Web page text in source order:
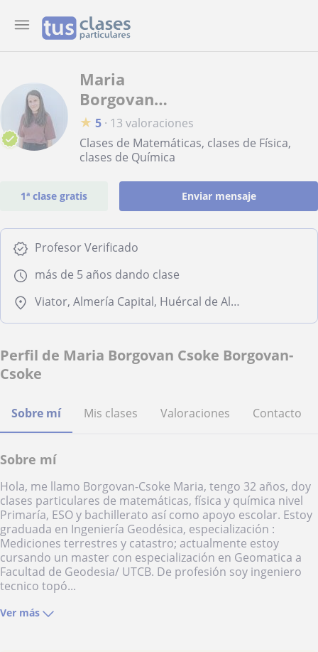
Maria
Borgovan
Csoke
Borgovan-
Csoke
★ 5 · 13 valoraciones
Clases de Matemáticas, clases de Física,
clases de Química
1ª clase gratis Enviar mensaje
Profesor Verificado
más de 5 años dando clase
Viator, Almería Capital, Huércal de Almería, Pechina, Roquetas de Mar
Perfil de Maria Borgovan Csoke Borgovan-
Csoke
Sobre mí Mis clases Valoraciones Contacto
Sobre mí
Hola, me llamo Borgovan-Csoke Maria, tengo 32 años, doy
clases particulares de matemáticas, física y química nivel
Primaría, ESO y bachillerato así como apoyo escolar. Estoy
graduada en Ingeniería Geodésica, especialización :
Mediciones terrestres y catastro; actualmente estoy
cursando un master con especialización en Geomatica a
Facultad de Geodesia/ UTCB. De profesión soy ingeniero
tecnico topó...
Ver más